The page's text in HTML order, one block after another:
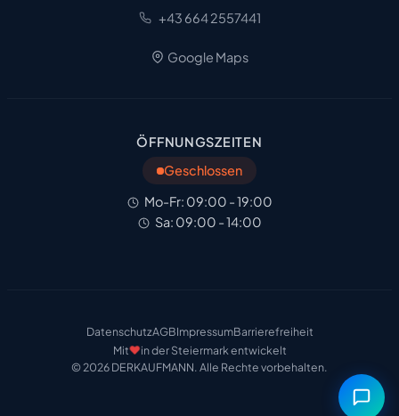
+43 664 2557441
Google Maps
ÖFFNUNGSZEITEN
Geschlossen
Mo-Fr: 09:00 - 19:00
Sa: 09:00 - 14:00
Mit❤️in der Steiermark entwickelt
DatenschutzAGBImpressumBarrierefreiheit
© 2026 DERKAUFMANN. Alle Rechte vorbehalten.